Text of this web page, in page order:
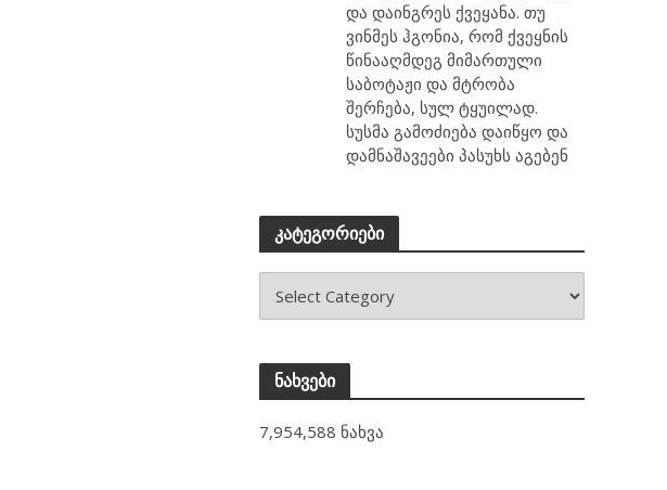
და დაინგრეს ქვეყანა. თუ
ვინმეს ჰგონია, რომ ქვეყნის
წინააღმდეგ მიმართული
საბოტაჟი და მტრობა
შერჩება, სულ ტყუილად.
სუსმა გამოძიება დაიწყო და
დამნაშავეები პასუხს აგებენ
კატეგორიები
ნახვები
7,954,588 ნახვა